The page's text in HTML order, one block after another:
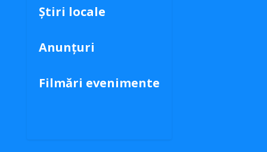
Știri locale
Anunțuri
Filmări evenimente